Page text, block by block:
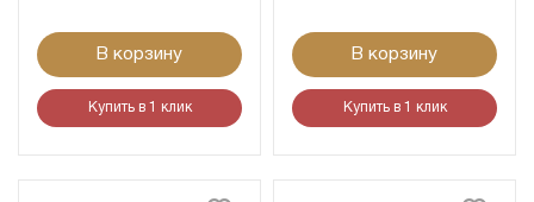
В корзину
Купить в 1 клик
В корзину
Купить в 1 клик